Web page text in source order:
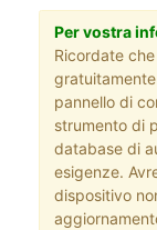
Per vostra
Ricordate
pannello di
strumento di
database di
esigenze.
dispositivo